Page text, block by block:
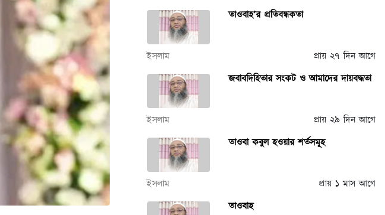
তাওবাহ’র প্রতিবন্ধকতা
ইসলাম
প্রায় ২৭ দিন আগে
জবাবদিহিতার সংকট ও আমাদের দায়বদ্ধতা
ইসলাম
প্রায় ২৯ দিন আগে
তাওবা কবুল হওয়ার শর্তসমূহ
ইসলাম
প্রায় ১ মাস আগে
তাওবাহ